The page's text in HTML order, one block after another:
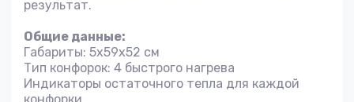
результат.
Общие данные:
Габариты: 5x59x52 см
Тип конфорок: 4 быстрого нагрева
Индикаторы остаточного тепла для каждой